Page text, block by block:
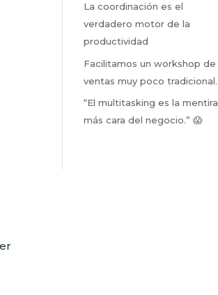
La coordinación es el
verdadero motor de la
productividad
Facilitamos un workshop de
ventas muy poco tradicional.
“El multitasking es la mentira
más cara del negocio.” 😱